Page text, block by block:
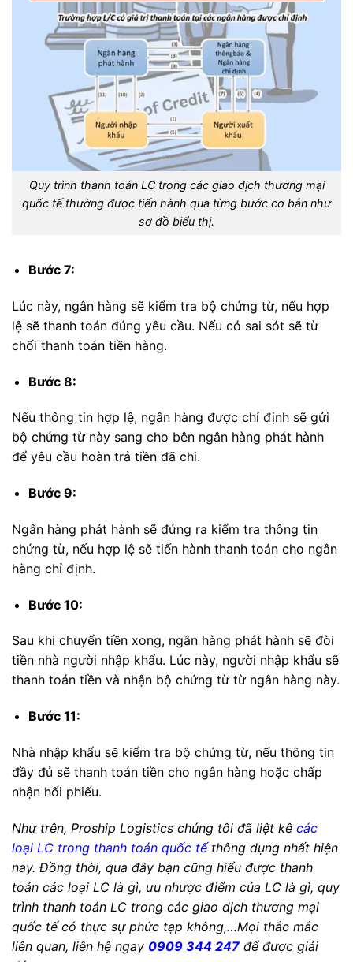
Quy trình thanh toán LC trong các giao dịch thương mại
quốc tế thường được tiến hành qua từng bước cơ bản như
sơ đồ biểu thị.
Bước 7:
Lúc này, ngân hàng sẽ kiểm tra bộ chứng từ, nếu hợp
lệ sẽ thanh toán đúng yêu cầu. Nếu có sai sót sẽ từ
chối thanh toán tiền hàng.
Bước 8:
Nếu thông tin hợp lệ, ngân hàng được chỉ định sẽ gửi
bộ chứng từ này sang cho bên ngân hàng phát hành
để yêu cầu hoàn trả tiền đã chi.
Bước 9:
Ngân hàng phát hành sẽ đứng ra kiểm tra thông tin
chứng từ, nếu hợp lệ sẽ tiến hành thanh toán cho ngân
hàng chỉ định.
Bước 10:
Sau khi chuyển tiền xong, ngân hàng phát hành sẽ đòi
tiền nhà người nhập khẩu. Lúc này, người nhập khẩu sẽ
thanh toán tiền và nhận bộ chứng từ từ ngân hàng này.
Bước 11:
Nhà nhập khẩu sẽ kiểm tra bộ chứng từ, nếu thông tin
đầy đủ sẽ thanh toán tiền cho ngân hàng hoặc chấp
nhận hối phiếu.
Như trên, Proship Logistics chúng tôi đã liệt kê các
loại LC trong thanh toán quốc tếthông dụng nhất hiện
nay. Đồng thời, qua đây bạn cũng hiểu được thanh
toán các loại LC là gì, ưu nhược điểm của LC là gì, quy
trình thanh toán LC trong các giao dịch thương mại
quốc tế có thực sự phức tạp không,…Mọi thắc mắc
liên quan, liên hệ ngay 0909 344 247 để được giải